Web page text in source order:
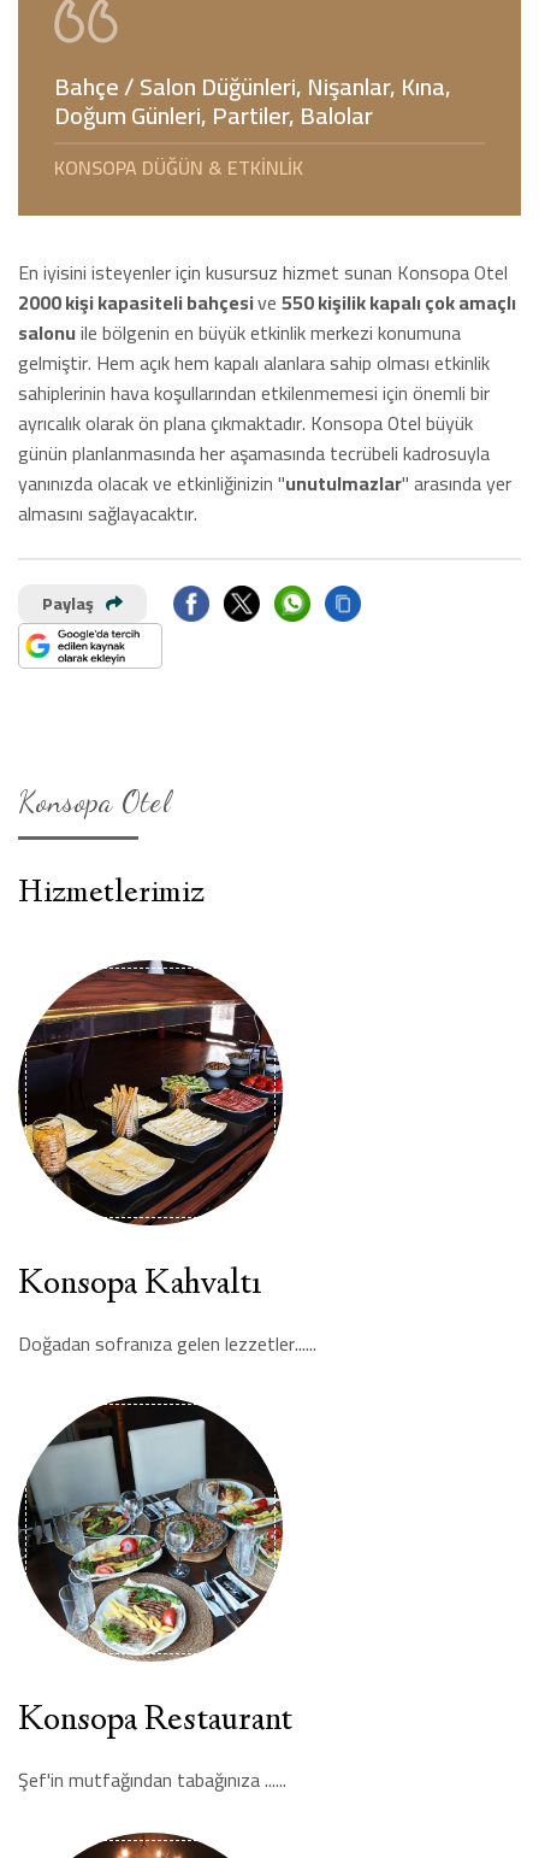
Bahçe / Salon Düğünleri, Nişanlar, Kına,
Doğum Günleri, Partiler, Balolar
KONSOPA DÜĞÜN & ETKINLIK
En iyisini isteyenler için kusursuz hizmet sunan Konsopa Otel
2000 kişi kapasiteli bahçesive550 kişilik kapalı çok amaçlı
salonuile bölgenin en büyük etkinlik merkezi konumuna
gelmiştir. Hem açık hem kapalı alanlara sahip olması etkinlik
sahiplerinin hava koşullarından etkilenmemesi için önemli bir
ayrıcalık olarak ön plana çıkmaktadır. Konsopa Otel büyük
günün planlanmasında her aşamasında tecrübeli kadrosuyla
yanınızda olacak ve etkinliğinizin "unutulmazlar" arasında yer
almasını sağlayacaktır.
Paylaş
Konsopa Otel
Hizmetlerimiz
Konsopa Kahvaltı
Doğadan sofranıza gelen lezzetler......
Konsopa Restaurant
Şef'in mutfağından tabağınıza ......